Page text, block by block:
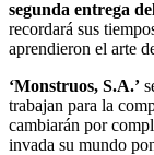
segunda entrega
recordará sus
aprendieron el arte
‘Monstruos, S.A.’
trabajan para la
cambiarán por
invada su mundo